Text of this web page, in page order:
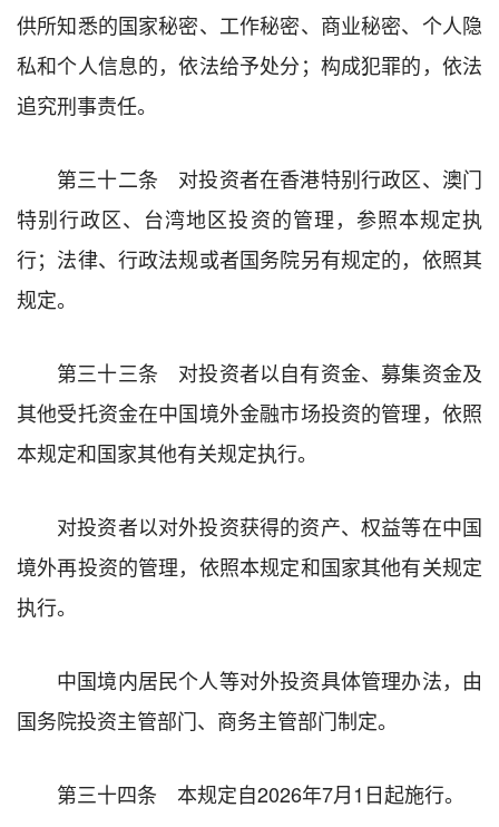
供所知悉的国家秘密、工作秘密、商业秘密、个人隐
私和个人信息的，依法给予处分；构成犯罪的，依法
追究刑事责任。
第三十二条 对投资者在香港特别行政区、澳门
特别行政区、台湾地区投资的管理，参照本规定执
行；法律、行政法规或者国务院另有规定的，依照其
规定。
第三十三条 对投资者以自有资金、募集资金及
其他受托资金在中国境外金融市场投资的管理，依照
本规定和国家其他有关规定执行。
对投资者以对外投资获得的资产、权益等在中国
境外再投资的管理，依照本规定和国家其他有关规定
执行。
中国境内居民个人等对外投资具体管理办法，由
国务院投资主管部门、商务主管部门制定。
第三十四条 本规定自2026年7月1日起施行。